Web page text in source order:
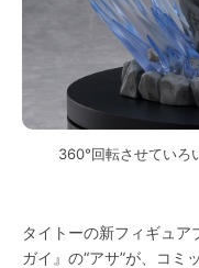
360°回転させていろ
タイトーの新フィギュア
ガイ』の“アサ”が、コミ